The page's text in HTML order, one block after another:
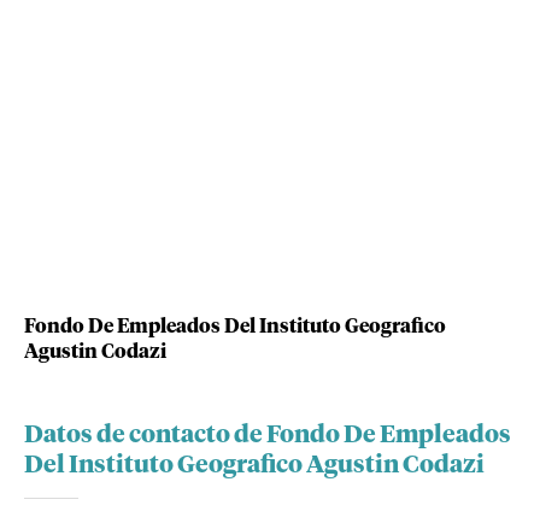
Fondo De Empleados Del Instituto Geografico
Agustin Codazi
Datos de contacto de Fondo De Empleados
Del Instituto Geografico Agustin Codazi